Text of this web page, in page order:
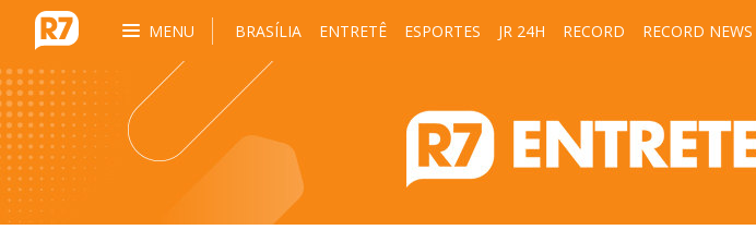
MENU BRASÍLIA ENTRETÊ ESPORTES JR 24H RECORD RECORD NEWS